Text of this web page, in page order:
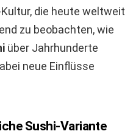
die heute weltweit
zu beobachten, wie
über Jahrhunderte
neue Einflüsse
Sushi-Variante